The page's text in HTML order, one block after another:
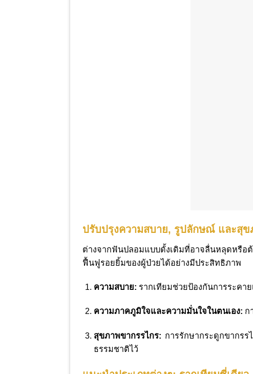
ปรับปรุงความสบาย, รูปลักษณ์ และสุข
ต่างจากฟันปลอมแบบดั้งเดิมที่อาจลื่นหลุดหรื
ฟื้นฟูรอยยิ้มของผู้ป่วยได้อย่างมีประสิทธิภาพ
ความสบาย: รากเทียมช่วยป้องกันการระคา
ความภาคภูมิใจและความมั่นใจในตนเอง: ก
สุขภาพขากรรไกร: การรักษากระดูกขากร
ธรรมชาติไว้